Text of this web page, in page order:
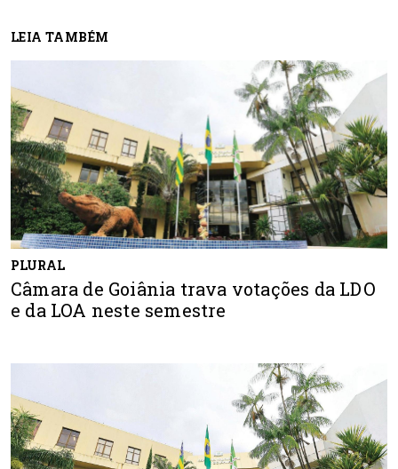
LEIA TAMBÉM
PLURAL
Câmara de Goiânia trava votações da LDO
e da LOA neste semestre